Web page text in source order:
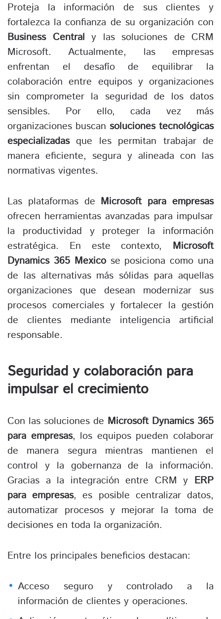
Proteja la información de sus clientes y
fortalezca la confianza de su organización con
Business Central y las soluciones de CRM
Microsoft. Actualmente, las empresas
enfrentan el desafío de equilibrar la
colaboración entre equipos y organizaciones
sin comprometer la seguridad de los datos
sensibles. Por ello, cada vez más
organizaciones buscan soluciones tecnológicas
especializadasque les permitan trabajar de
manera eficiente, segura y alineada con las
normativas vigentes.
Las plataformas de Microsoft para empresas
ofrecen herramientas avanzadas para impulsar
la productividad y proteger la información
estratégica. En este contexto, Microsoft
Dynamics 365 Mexicose posiciona como una
de las alternativas más sólidas para aquellas
organizaciones que desean modernizar sus
procesos comerciales y fortalecer la gestión
de clientes mediante inteligencia artificial
responsable.
Seguridad y colaboración para
impulsar el crecimiento
Con las soluciones de Microsoft Dynamics 365
para empresas, los equipos pueden colaborar
de manera segura mientras mantienen el
control y la gobernanza de la información.
Gracias a la integración entre CRM y ERP
para empresas, es posible centralizar datos,
automatizar procesos y mejorar la toma de
decisiones en toda la organización.
Entre los principales beneficios destacan:
Acceso seguro y controlado a la
información de clientes y operaciones.